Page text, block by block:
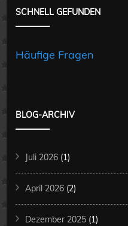
SCHNELL GEFUNDEN
Häufige Fragen
BLOG-ARCHIV
Juli 2026 (1)
April 2026 (2)
Dezember 2025 (1)